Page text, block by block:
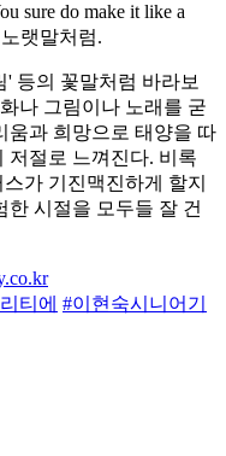
sure do make it like a
랫말처럼.
' 등의 꽃말처럼 바라보
나 그림이나 노래를 굳
움과 희망으로 태양을 따
저절로 느껴진다. 비록
가 기진맥진하게 할지
한 시절을 모두들 잘 건
티에 #이현숙시니어기